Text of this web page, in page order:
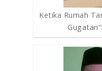
Ketika Rumah